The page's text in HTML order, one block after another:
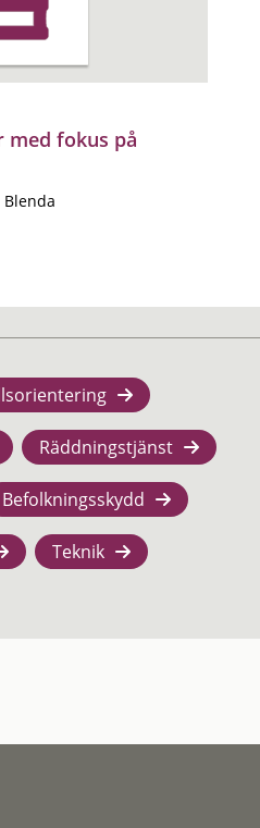
med fokus på
Blenda
Räddningstjänst
Befolkningsskydd
Teknik